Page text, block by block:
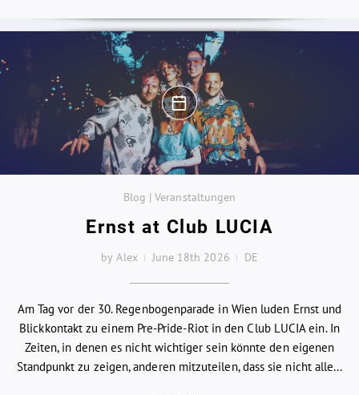
Blog | Veranstaltungen
Ernst at Club LUCIA
by Alex June 18th 2026 DE
Am Tag vor der 30. Regenbogenparade in Wien luden Ernst und
Blickkontakt zu einem Pre-Pride-Riot in den Club LUCIA ein. In
Zeiten, in denen es nicht wichtiger sein könnte den eigenen
Standpunkt zu zeigen, anderen mitzuteilen, dass sie nicht alle...